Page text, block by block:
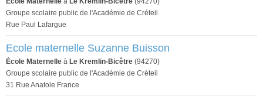
Groupe scolaire public de l'Académie de Créteil
Rue Paul Lafargue
Ecole maternelle Suzanne Buisson
École Maternelle à Le Kremlin-Bicêtre (94270)
Groupe scolaire public de l'Académie de Créteil
31 Rue Anatole France